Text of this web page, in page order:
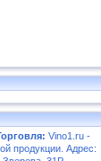
Vino1.ru -
продукции. Адрес: